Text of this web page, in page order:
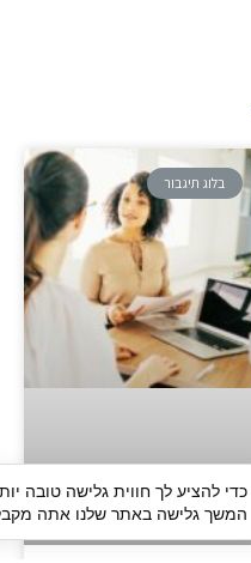
בלוג תיגבור
כדי להציע לך חווית גלישה טובה
המשך גלישה באתר שלנו אתה מקבל